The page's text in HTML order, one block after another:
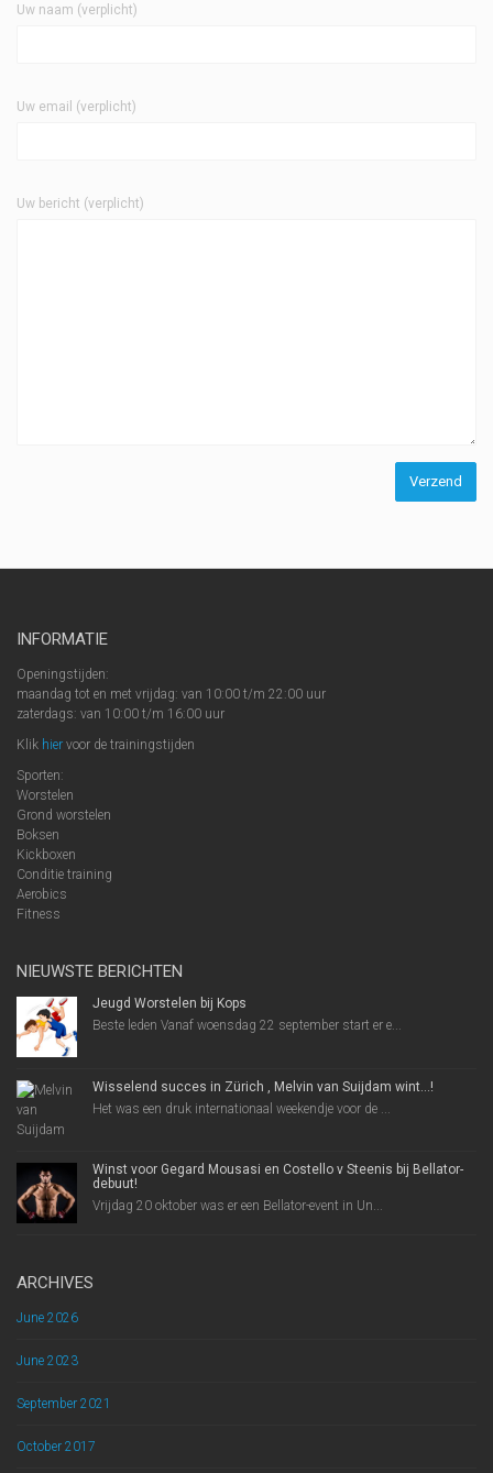
Uw naam (verplicht)
Uw email (verplicht)
Uw bericht (verplicht)
INFORMATIE
Openingstijden:
maandag tot en met vrijdag: van 10:00 t/m 22:00 uur
zaterdags: van 10:00 t/m 16:00 uur
Klik hier voor de trainingstijden
Sporten:
Worstelen
Grond worstelen
Boksen
Kickboxen
Conditie training
Aerobics
Fitness
NIEUWSTE BERICHTEN
Jeugd Worstelen bij Kops
Beste leden Vanaf woensdag 22 september start er e...
Wisselend succes in Zürich , Melvin van Suijdam wint…!
Het was een druk internationaal weekendje voor de ...
Winst voor Gegard Mousasi en Costello v Steenis bij Bellator-
debuut!
Vrijdag 20 oktober was er een Bellator-event in Un...
ARCHIVES
June 2026
June 2023
September 2021
October 2017